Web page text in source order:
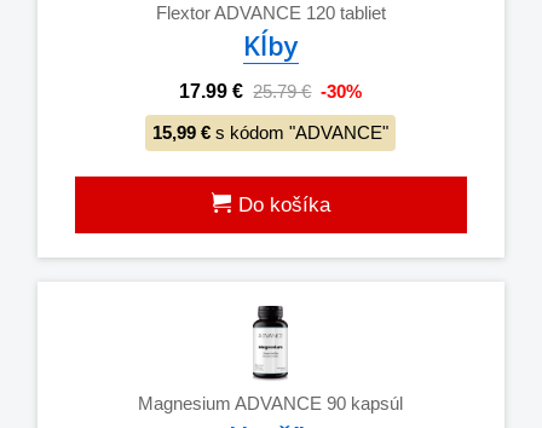
Flextor ADVANCE 120 tabliet
Kĺby
17.99 € 25.79 € -30%
15,99 € s kódom "ADVANCE"
Do košíka
Magnesium ADVANCE 90 kapsúl